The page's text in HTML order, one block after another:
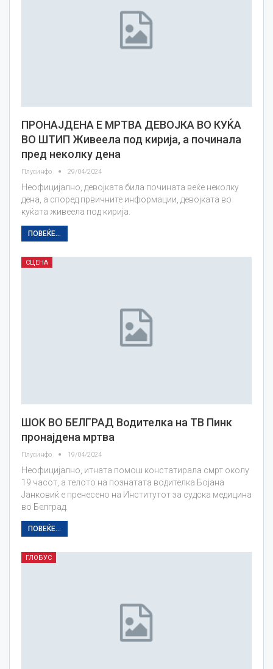
ПРОНАЈДЕНА Е МРТВА ДЕВОЈКА ВО КУЌА
ВО ШТИП Живеела под кирија, а починала
пред неколку дена
Плусинфо 29/04/2024
Неофицијално, девојката била почината веќе неколку
дена, а според првичните информации, девојката во
куќата живеела под кирија.
ПОВЕЌЕ...
СЦЕНА
ШОК ВО БЕЛГРАД Водителка на ТВ Пинк
пронајдена мртва
Плусинфо 19/04/2024
Неофицијално, итната помош констатирала смрт околу
19 часот, а телото на познатата водителка Бојана
Јанковиќ е пренесено на Институтот за судска медицина
во Белград.
ПОВЕЌЕ...
ГЛОБУС